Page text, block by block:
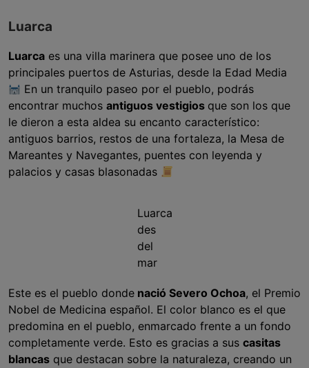
Luarca
Luarca es una villa marinera que posee uno de los
principales puertos de Asturias, desde la Edad Media
En un tranquilo paseo por el pueblo, podrás
encontrar muchos antiguos vestigios que son los que
le dieron a esta aldea su encanto característico:
antiguos barrios, restos de una fortaleza, la Mesa de
Mareantes y Navegantes, puentes con leyenda y
palacios y casas blasonadas
Luarca
des
del
mar
Este es el pueblo donde nació Severo Ochoa, el Premio
Nobel de Medicina español. El color blanco es el que
predomina en el pueblo, enmarcado frente a un fondo
completamente verde. Esto es gracias a sus casitas
blancas que destacan sobre la naturaleza, creando un